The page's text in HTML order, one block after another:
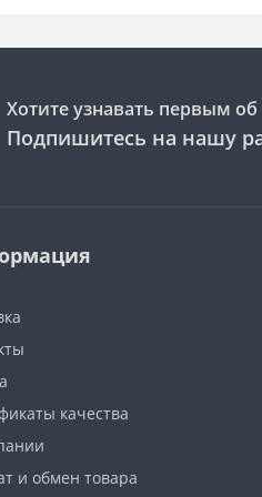
Хотите узнавать первым об
Подпишитесь на нашу
качества
и обмен товара